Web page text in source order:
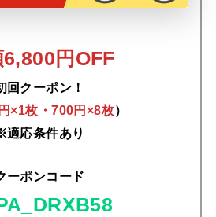
円OFF
回クーポン！
×1枚・700円×8枚）
適応条件あり
ーポンコード